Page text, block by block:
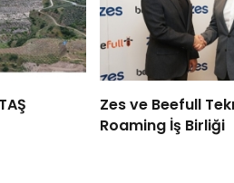
Zes ve Beefull
Roaming İş Birliği